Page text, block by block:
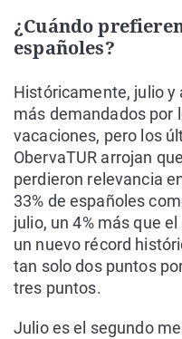
¿Cuándo
españoles?
Históricamente, julio y
más demandados por
vacaciones, pero los
ObervaTUR arrojan
perdieron relevancia
33% de españoles
julio, un 4% más que
un nuevo récord
tan solo dos puntos
tres puntos.
Julio es el segundo